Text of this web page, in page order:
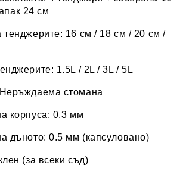
24 см
тенджерите: 16 см / 18 см / 20 см /
1.5L / 2L / 3L / 5L
стомана
корпуса: 0.3 мм
дъното: 0.5 мм (капсуловано)
(за всеки съд)